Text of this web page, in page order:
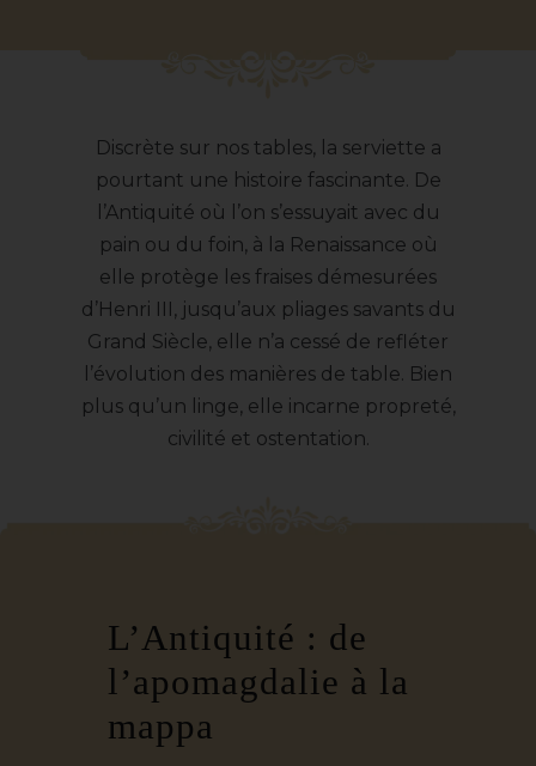
Discrète sur nos tables, la serviette a
pourtant une histoire fascinante. De
l’Antiquité où l’on s’essuyait avec du
pain ou du foin, à la Renaissance où
elle protège les fraises démesurées
d’Henri III, jusqu’aux pliages savants du
Grand Siècle, elle n’a cessé de refléter
l’évolution des manières de table. Bien
plus qu’un linge, elle incarne propreté,
civilité et ostentation.
L’Antiquité : de
l’apomagdalie à la
mappa